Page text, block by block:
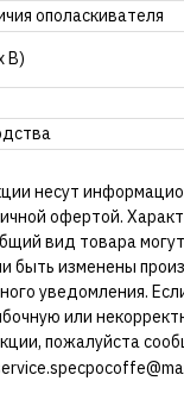
ополаскивателя
В)
несут
офертой.
вид товара
быть изменены
уведомления.
или
пожалуйста